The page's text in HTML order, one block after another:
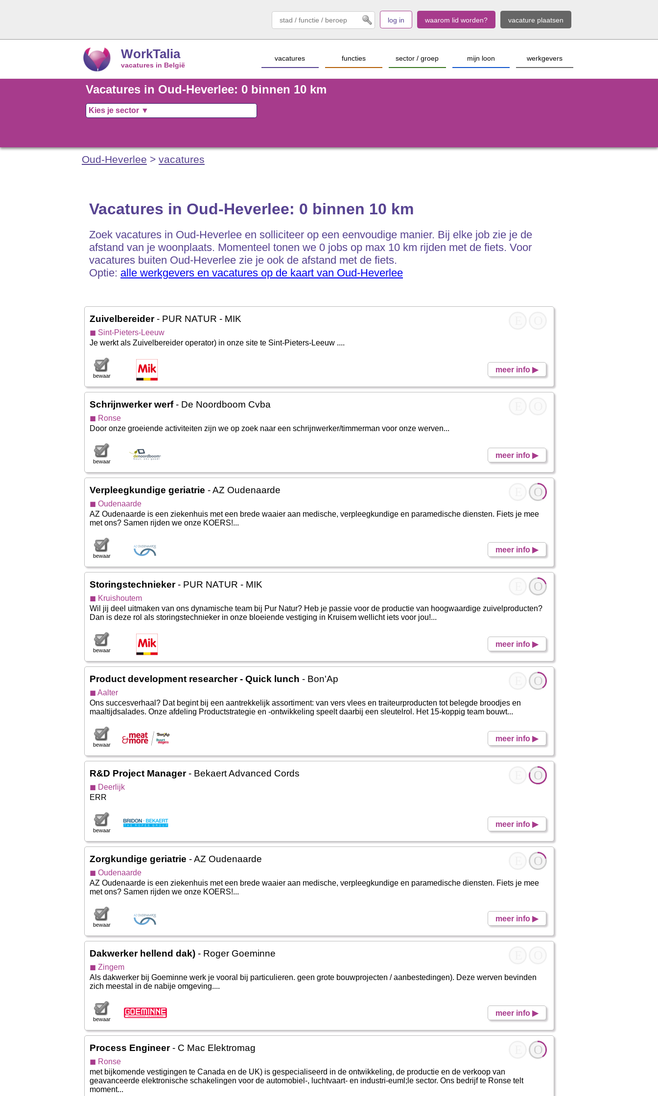
vacature plaatsen
waarom lid worden?
log in
WorkTalia
vacatures in België
werkgevers
mijn loon
sector / groep
functies
vacatures
Vacatures in Oud-Heverlee: 0 binnen 10 km
Oud-Heverlee > vacatures
Vacatures in Oud-Heverlee: 0 binnen 10 km
Zoek vacatures in Oud-Heverlee en solliciteer op een eenvoudige manier. Bij elke job zie je de
afstand van je woonplaats. Momenteel tonen we 0 jobs op max 10 km rijden met de fiets. Voor
vacatures buiten Oud-Heverlee zie je ook de afstand met de fiets.
Optie: alle werkgevers en vacatures op de kaart van Oud-Heverlee
Zuivelbereider- PUR NATUR - MIK
◼ Sint-Pieters-Leeuw
Je werkt als Zuivelbereider operator) in onze site te Sint-Pieters-Leeuw ....
meer info ▶
bewaar
Schrijnwerker werf- De Noordboom Cvba
◼ Ronse
Door onze groeiende activiteiten zijn we op zoek naar een schrijnwerker/timmerman voor onze werven...
meer info ▶
bewaar
O
Verpleegkundige geriatrie - AZ Oudenaarde
◼ Oudenaarde
AZ Oudenaarde is een ziekenhuis met een brede waaier aan medische, verpleegkundige en paramedische diensten. Fiets je mee
met ons? Samen rijden we onze KOERS!...
meer info ▶
bewaar
O
Storingstechnieker- PUR NATUR - MIK
◼ Kruishoutem
Wil jij deel uitmaken van ons dynamische team bij Pur Natur? Heb je passie voor de productie van hoogwaardige zuivelproducten?
Dan is deze rol als storingstechnieker in onze bloeiende vestiging in Kruisem wellicht iets voor jou!...
meer info ▶
bewaar
O
Product development researcher - Quick lunch - Bon'Ap
◼ Aalter
Ons succesverhaal? Dat begint bij een aantrekkelijk assortiment: van vers vlees en traiteurproducten tot belegde broodjes en
maaltijdsalades. Onze afdeling Productstrategie en -ontwikkeling speelt daarbij een sleutelrol. Het 15-koppig team bouwt...
meer info ▶
bewaar
O
R&D Project Manager- Bekaert Advanced Cords
◼ Deerlijk
ERR
meer info ▶
bewaar
O
Zorgkundige geriatrie - AZ Oudenaarde
◼ Oudenaarde
AZ Oudenaarde is een ziekenhuis met een brede waaier aan medische, verpleegkundige en paramedische diensten. Fiets je mee
met ons? Samen rijden we onze KOERS!...
meer info ▶
bewaar
Dakwerker hellend dak) - Roger Goeminne
◼ Zingem
Als dakwerker bij Goeminne werk je vooral bij particulieren. geen grote bouwprojecten / aanbestedingen). Deze werven bevinden
zich meestal in de nabije omgeving....
meer info ▶
bewaar
O
Process Engineer- C Mac Elektromag
◼ Ronse
met bijkomende vestigingen te Canada en de UK) is gespecialiseerd in de ontwikkeling, de productie en de verkoop van
geavanceerde elektronische schakelingen voor de automobiel-, luchtvaart- en industri-euml;le sector. Ons bedrijf te Ronse telt
moment...